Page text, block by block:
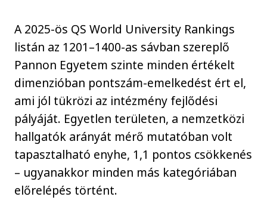
A 2025-ös QS World University Rankings
listán az 1201–1400-as sávban szereplő
Pannon Egyetem szinte minden értékelt
dimenzióban pontszám-emelkedést ért el,
ami jól tükrözi az intézmény fejlődési
pályáját. Egyetlen területen, a nemzetközi
hallgatók arányát mérő mutatóban volt
tapasztalható enyhe, 1,1 pontos csökkenés
– ugyanakkor minden más kategóriában
előrelépés történt.